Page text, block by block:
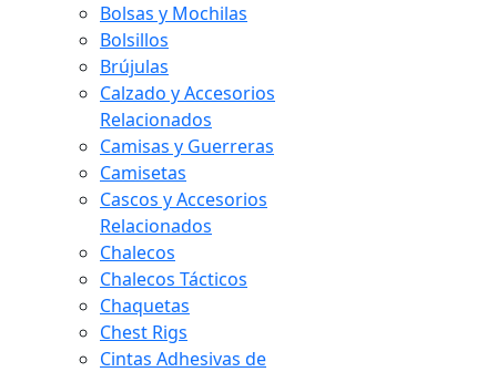
Bolsas y Mochilas
Bolsillos
Brújulas
Calzado y Accesorios
Relacionados
Camisas y Guerreras
Camisetas
Cascos y Accesorios
Relacionados
Chalecos
Chalecos Tácticos
Chaquetas
Chest Rigs
Cintas Adhesivas de